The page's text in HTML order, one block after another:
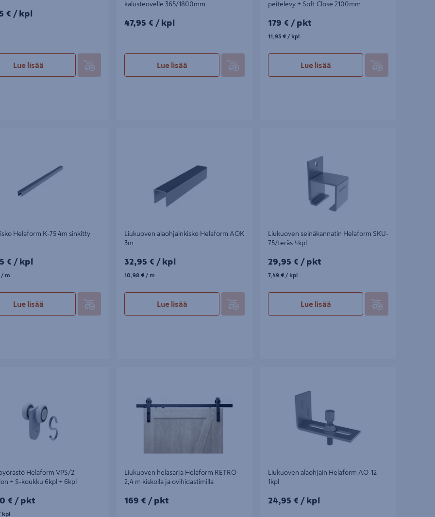
kpl
€ / kpl
Lue lisää
kalusteovelle 365/1800mm
47,95€/kpl
47,95 € / kpl
Lue lisää
peitelevy + Soft Close 2100mm
179€/pkt
179 € / pkt
11,93€/kpl
11,93 € / kpl
Lue lisää
Helaform K-75 4m sinkitty
kpl
€ / kpl
/ m
Lue lisää
Liukuoven alaohjainkisko Helaform AOK
3m
32,95€/kpl
32,95 € / kpl
10,98€/m
10,98 € / m
Lue lisää
Liukuoven seinäkannatin Helaform SKU-
75/teräs 4kpl
29,95€/pkt
29,95 € / pkt
7,49€/kpl
7,49 € / kpl
Lue lisää
Helaform VPS/2-
+ S-koukku 6kpl + 6kpl
pkt
€ / pkt
kpl
Liukuoven helasarja Helaform RETRÖ
2,4 m kiskolla ja ovihidastimilla
169€/pkt
169 € / pkt
Liukuoven alaohjain Helaform AO-12
1kpl
24,95€/kpl
24,95 € / kpl